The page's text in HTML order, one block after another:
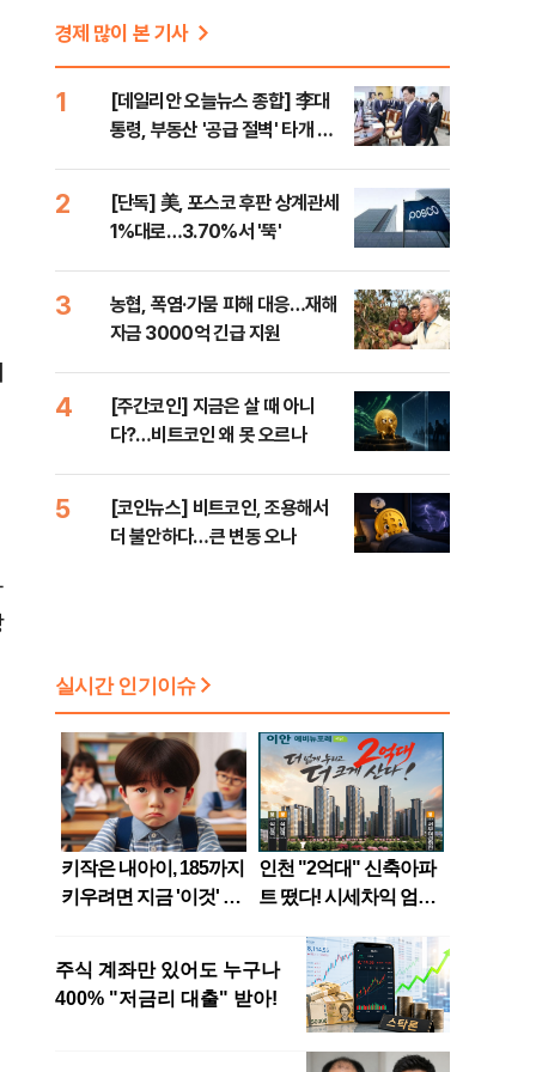
경제 많이 본 기사
1
[데일리안 오늘뉴스 종합] 李대
통령, 부동산 '공급 절벽' 타개 총
위해 李 견제 사활 등
2
[단독] 美, 포스코 후판 상계관세
1%대로…3.70%서 '뚝'
3
농협, 폭염·가뭄 피해 대응…재해
자금 3000억 긴급 지원
4
[주간코인] 지금은 살 때 아니
다?…비트코인 왜 못 오르나
5
[코인뉴스] 비트코인, 조용해서
더 불안하다…큰 변동 오나